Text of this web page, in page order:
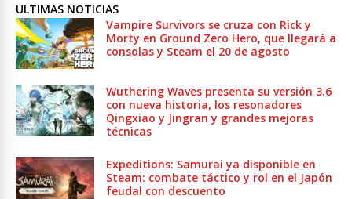
ULTIMAS NOTICIAS
Vampire Survivors se cruza con Rick y
Morty en Ground Zero Hero, que llegará a
consolas y Steam el 20 de agosto
Wuthering Waves presenta su versión 3.6
con nueva historia, los resonadores
Qingxiao y Jingran y grandes mejoras
técnicas
Expeditions: Samurai ya disponible en
Steam: combate táctico y rol en el Japón
feudal con descuento